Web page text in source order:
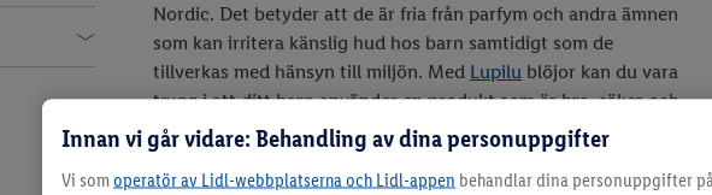
Nordic. Det betyder att de är fria från parfym och andra ämnen
som kan irritera känslig hud hos barn samtidigt som de
tillverkas med hänsyn till miljön. Med Lupilu blöjor kan du vara
trygg i att ditt barn använder en produkt som är bra, säker och
hållbar.
Innan vi går vidare: Behandling av dina personuppgifter
Vi som operatör av Lidl-webbplatserna och Lidl-appen behandlar dina personuppgifter